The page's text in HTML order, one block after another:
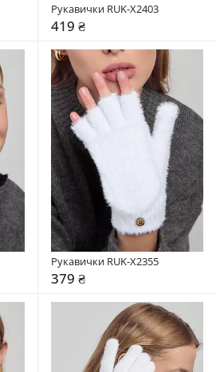
Рукавички RUK-X2403
419 ₴
Рукавички RUK-X2355
379 ₴